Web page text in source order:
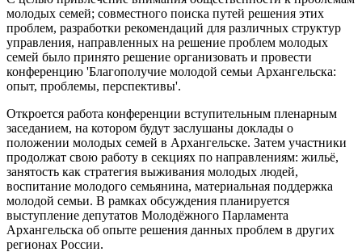
молодых семей; совместного поиска путей решения этих
проблем, разработки рекомендаций для различных структур
управления, направленных на решение проблем молодых
семей было принято решение организовать и провести
конференцию 'Благополучие молодой семьи Архангельска:
опыт, проблемы, перспективы'.
Откроется работа конференции вступительным пленарным
заседанием, на котором будут заслушаны доклады о
положении молодых семей в Архангельске. Затем участники
продолжат свою работу в секциях по направлениям: жильё,
занятость как стратегия выживания молодых людей,
воспитание молодого семьянина, материальная поддержка
молодой семьи. В рамках обсуждения планируется
выступление депутатов Молодёжного Парламента
Архангельска об опыте решения данных проблем в других
регионах России.